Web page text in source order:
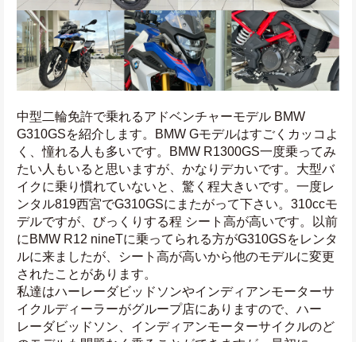
中型二輪免許で乗れるアドベンチャーモデル BMW
G310GSを紹介します。BMW Gモデルはすごくカッコよ
く、憧れる人も多いです。BMW R1300GS一度乗ってみ
たい人もいると思いますが、かなりデカいです。大型バ
イクに乗り慣れていないと、驚く程大きいです。一度レ
ンタル819西宮でG310GSにまたがって下さい。310ccモ
デルですが、びっくりする程 シート高が高いです。以前
にBMW R12 nineTに乗ってられる方がG310GSをレンタ
ルに来ましたが、シート高が高いから他のモデルに変更
されたことがあります。
私達はハーレーダビッドソンやインディアンモーターサ
イクルディーラーがグループ店にありますので、ハー
レーダビッドソン、インディアンモーターサイクルのど